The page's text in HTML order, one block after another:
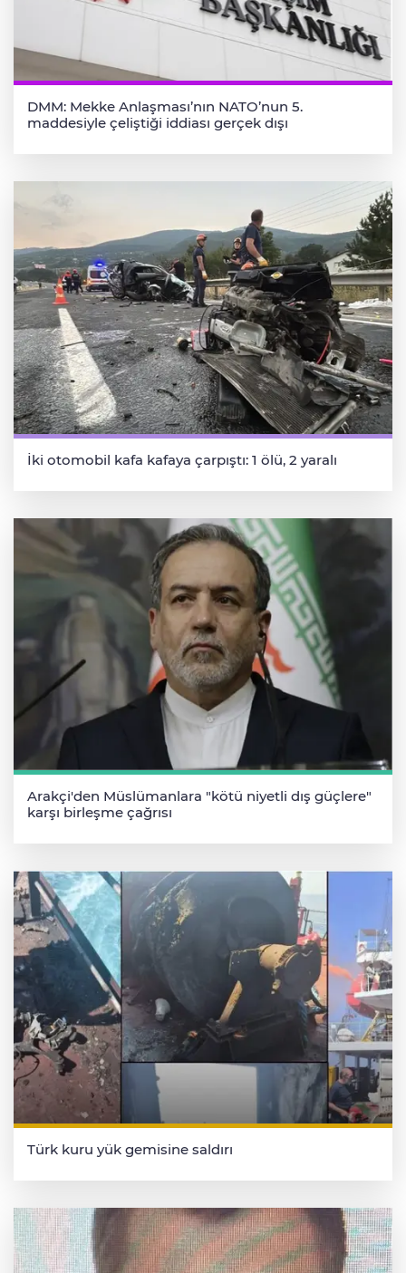
DMM: Mekke Anlaşması’nın NATO’nun 5.
maddesiyle çeliştiği iddiası gerçek dışı
İki otomobil kafa kafaya çarpıştı: 1 ölü, 2 yaralı
Arakçi'den Müslümanlara "kötü niyetli dış güçlere"
karşı birleşme çağrısı
Türk kuru yük gemisine saldırı